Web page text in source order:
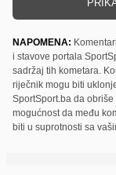
NAPOMENA:
i stavove portala
sadržaj tih kometara.
riječnik mogu biti
SportSport.ba da
mogućnost da među
biti u suprotnosti sa